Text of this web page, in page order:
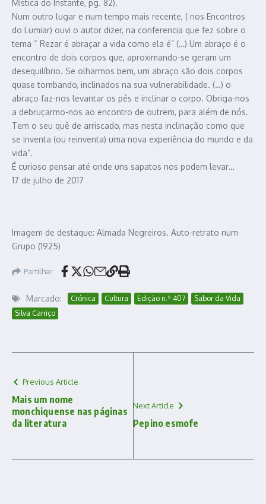
Mística do Instante, pg. 82).
Num outro lugar e num tempo mais recente, ( nos Encontros
do Lumiar) ouvi o autor dizer, na conferencia que fez sobre o
tema “ Rezar é abraçar a vida como ela é” (…) Um abraço é o
encontro de dois corpos que, aproximando-se geram um
desequilíbrio. Se olharmos bem, um abraço são dois corpos
quase tombando, inclinados na sua vulnerabilidade. (…) o
abraço faz-nos levantar os pés e inclinar o corpo. Obriga-nos
a debruçarmo-nos ao encontro de outrem, para além de nós.
Tem o seu quê de arriscado, mas nesta inclinação como que
se inventa (ou reinventa) uma nova experiência do mundo e da
vida”.
É curioso pensar até onde uns sapatos nos podem levar…
17 de julho de 2017
Imagem de destaque: Almada Negreiros. Auto-retrato num
Grupo (1925)
Partilhar
Marcado: Crónica Cultura Edição n.º 407
Sabor da Vida
Silva Carriço
Previous Article
Mais um nome
monchiquense nas páginas
da literatura
Next Article
Pepino esmofe